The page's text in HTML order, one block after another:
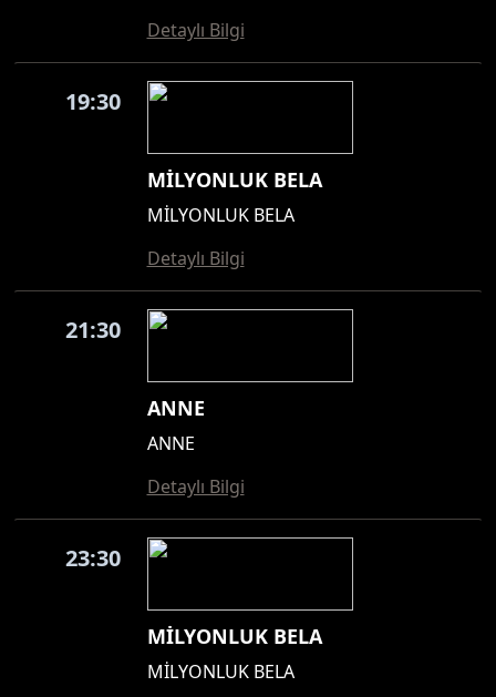
Detaylı Bilgi
19:30
MİLYONLUK BELA
MİLYONLUK BELA
Detaylı Bilgi
21:30
ANNE
ANNE
Detaylı Bilgi
23:30
MİLYONLUK BELA
MİLYONLUK BELA